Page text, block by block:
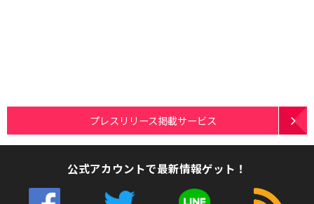
プレスリリース掲載サービス
公式アカウントで最新情報ゲット！